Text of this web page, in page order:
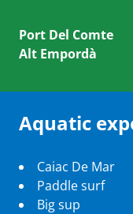
Port Del Comte
Alt Empordà
Aquatic
Caiac De Mar
Paddle surf
Big sup